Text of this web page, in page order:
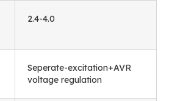
2.4-4.0
Seperate-excitation+AVR
voltage regulation